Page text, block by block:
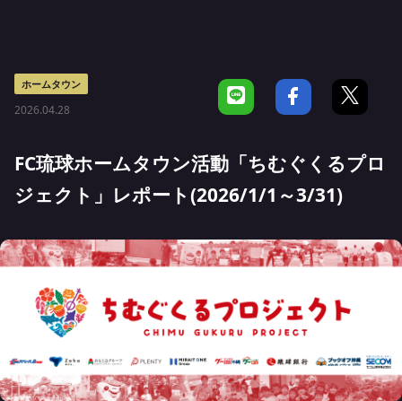
ホームタウン
2026.04.28
FC琉球ホームタウン活動「ちむぐくるプロ
ジェクト」レポート(2026/1/1～3/31)